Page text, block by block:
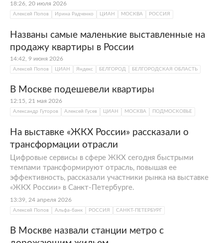
18:26, 20 июля 2026
Алексей Попов Ирина Радченко ЦИАН МОСКВА РОССИЯ
Названы самые маленькие выставленные на
продажу квартиры в России
14:42, 9 июня 2026
Алексей Попов ЦИАН Яндекс БЕЛГОРОД БЕЛГОРОДСКАЯ ОБЛАСТЬ
В Москве подешевели квартиры
12:15, 21 мая 2026
Александр Гуторов Алексей Гусев ЦИАН МОСКВА ПОДМОСКОВЬЕ
На выставке «ЖКХ России» рассказали о
трансформации отрасли
Цифровые сервисы в сфере ЖКХ сегодня быстрыми
темпами трансформируют отрасль, повышая ее
эффективность, рассказали участники рынка на выставке
«ЖКХ России» в Санкт-Петербурге.
13:39, 24 апреля 2026
Алексей Попов Альфа-банк РОССИЯ САНКТ-ПЕТЕРБУРГ
В Москве назвали станции метро с